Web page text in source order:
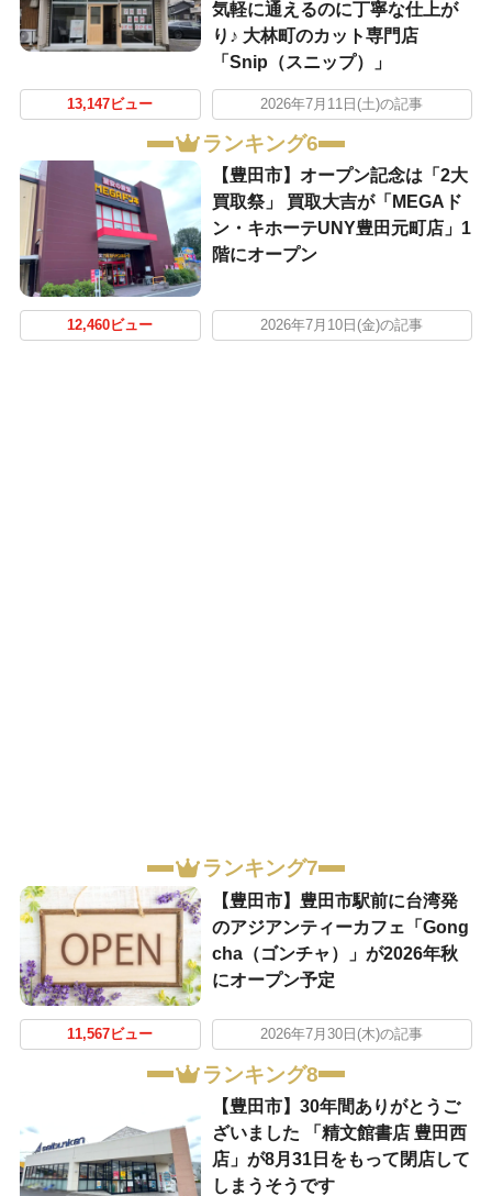
気軽に通えるのに丁寧な仕上が
り♪ 大林町のカット専門店
「Snip（スニップ）」
13,147ビュー 2026年7月11日(土)の記事
ランキング6
【豊田市】オープン記念は「2大
買取祭」 買取大吉が「MEGAド
ン・キホーテUNY豊田元町店」1
階にオープン
12,460ビュー 2026年7月10日(金)の記事
ランキング7
【豊田市】豊田市駅前に台湾発
のアジアンティーカフェ「Gong
cha（ゴンチャ）」が2026年秋
にオープン予定
11,567ビュー 2026年7月30日(木)の記事
ランキング8
【豊田市】30年間ありがとうご
ざいました 「精文館書店 豊田西
店」が8月31日をもって閉店して
しまうそうです